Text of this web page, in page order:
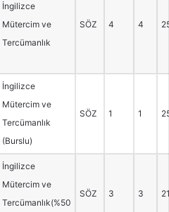
İngilizce
Mütercim ve
Tercümanlık
SÖZ 4 4
İngilizce
Mütercim ve
Tercümanlık
(Burslu)
SÖZ 1 1
İngilizce
Mütercim ve
Tercümanlık(%50
SÖZ 3 3